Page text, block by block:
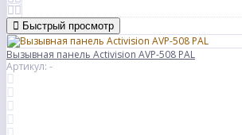
Быстрый просмотр
Вызывная панель Activision AVP-508 PAL
Артикул: -